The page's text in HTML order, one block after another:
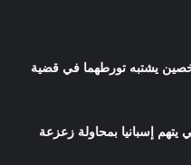
يشتبه تورطهما في قضية
إسبانيا بمحاولة زعزعة